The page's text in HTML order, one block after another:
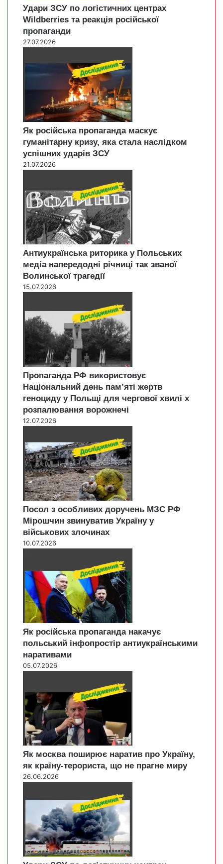
Удари ЗСУ по логістичних центрах
Wildberries та реакція російської
пропаганди
27.07.2026
Як російська пропаганда маскує
гуманітарну кризу, яка стала наслідком
успішних ударів ЗСУ
21.07.2026
Антиукраїнська риторика у Польських
медіа напередодні річниці так званої
Волинської трагедії
15.07.2026
Пропаганда РФ використовує
Національний день пам’яті жертв
геноциду у Польщі для чергової хвилі х
розпалювання ворожнечі
12.07.2026
Посол з особливих доручень МЗС РФ
Мірошчин звинуватив Україну у
військових злочинах
10.07.2026
Як російська пропаганда накачує
польський інфопростір антиукраїнськими
наративами
05.07.2026
Як москва поширює наратив про Україну,
як країну-терориста, що не прагне миру
26.06.2026